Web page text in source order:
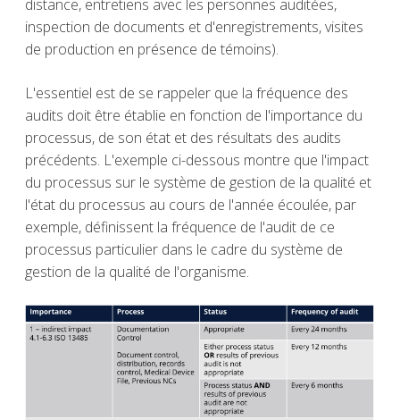
distance, entretiens avec les personnes auditées,
inspection de documents et d'enregistrements, visites
de production en présence de témoins).
L'essentiel est de se rappeler que la fréquence des
audits doit être établie en fonction de l'importance du
processus, de son état et des résultats des audits
précédents. L'exemple ci-dessous montre que l'impact
du processus sur le système de gestion de la qualité et
l'état du processus au cours de l'année écoulée, par
exemple, définissent la fréquence de l'audit de ce
processus particulier dans le cadre du système de
gestion de la qualité de l'organisme.